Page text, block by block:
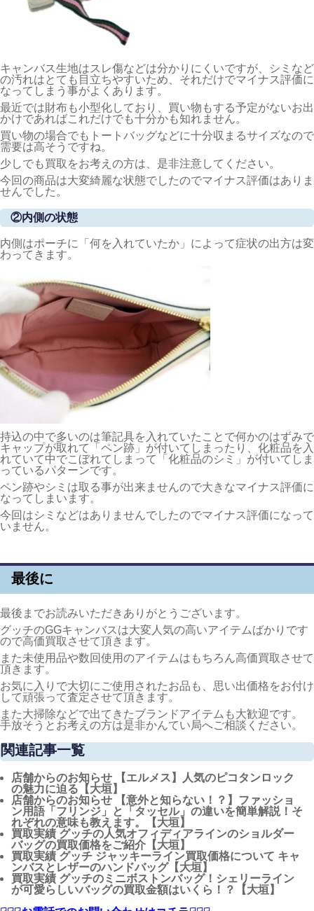
キャンバス生地はスレ傷などは分かりにくいですが、シミなど
の汚れはとても目立ちやすいため、それだけでマイナス評価に
なってしまう事がよくあります。
最近では財布も小型化しており、買い物もする予定がないお出
かけであればこれだけでも十分かも知れません。
買い物の場合でもトートバッグなどに十分収まるサイズなので
需要は高そうですね。
少しでも買取をお考えの方は、是非注意してください。
今回の商品は大変綺麗な状態でしたのでマイナス評価はありま
せんでした。
②内側の状態
内側はポーチに「何を入れていたか」によって症状の出方は変
わってきます。
持込の中で多いのは筆記具を入れていたことで何かのはずみで
キャップが取れて「ペン跡」が付いてしまったり、化粧品を入
れていて中でこぼれてしまって「化粧品のシミ」が付いてしま
っているパターンです。
ペン跡やシミは取る事が出来ませんので大きなマイナス評価に
なってしまいます。
今回はシミなどはありませんでしたのでマイナス評価になって
いません。
最後に
最後までお読みいただきありがとうございます。
グッチのGGキャンバスは大変人気の高いアイテムばかりです
ので高価買取させて頂きます。
また未使用品や数回使用のアイテムはもちろん高価買取させて
頂きます。
お気に入りで大切にご使用されたお品も、思い出価格をお付け
して頑張って査定させて頂きます。
また大掃除などで出てきたブランドアイテムも大歓迎です。
手放そうとお考えの方は是非かんてい局へご相談ください。
関連記事一覧
店舗からのお知らせ 【エルメス】人気のピコタンロック
の魅力に迫る【大垣】
店舗からのお知らせ 【意外と知らない！？】ファッショ
ン用語「フリンジ」と「タッセル」の違いを簡単解説！そ
れぞれの意味も教えます。【大垣】
買取実績 グッチの人気オフィディアラインのショルダー
バッグの買取価格をご紹介【大垣】
買取実績 グッチ ジャッキーライン買取価格について キャ
ンバスとレザーのハンドバッグ【大垣】
買取実績 グッチのミニボストンバッグ！シェリーライン
が可愛らしいバッグの買取金額はいくら！？【大垣】